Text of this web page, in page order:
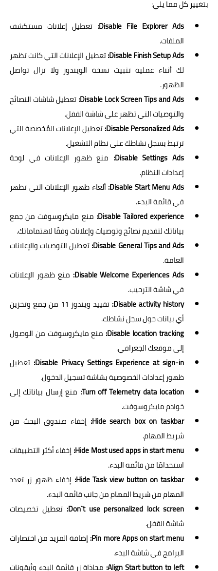
بتغيير كل مما يلي:
Disable File Explorer Ads: تعطيل إعلانات مستكشف
الملفات.
Disable Finish Setup Ads:تعطيل الإعلانات التي كانت تظهر
لك أثناء عملية تثبيت نسخة الويندوز ولا تزال تواصل
الظهور.
Disable Lock Screen Tips and Ads: تعطيل شاشات النصائح
والتوصيات التي تظهر على شاشة القفل.
Disable Personalized Ads: تعطيل الإعلانات المُخصصة التي
ترتبط بسجل نشاطك على نظام التشغيل.
Disable Settings Ads: منع ظهور الإعلانات في لوحة
إعدادات النظام.
Disable Start Menu Ads: ألغاء ظهور الإعلانات التي تظهر
في قائمة البدء.
Disable Tailored experience: منع مايكروسوفت من جمع
بياناتك لتقديم نصائح وتوصيات وإعلانات وفقًا لاهتماماتك.
Disable General Tips and Ads: تعطيل التوصيات والإعلانات
العامة.
Disable Welcome Experiences Ads: منع ظهور الإعلانات
في شاشة الترحيب.
Disable activity history:
تقييد ويندوز 11 من جمع وتخزين
أي بيانات حول سجل نشاطك.
Disable location tracking: منع مايكروسوفت من الوصول
إلى موقعك الجغرافي.
Disable Privacy Settings Experience at sign-in: تعطيل
ظهور إعدادات الخصوصية بشاشة تسجيل الدخول.
Turn off Telemetry data location: منع إرسال بياناتك إلى
خوادم مايكروسوفت.
Hide search box on taskbar: إخفاء صندوق البحث من
شريط المهام.
Hide Most used apps in start menu: إخفاء أكثر التطبيقات
استخدامًا من قائمة البدء.
Hide Task view button on taskbar: إخفاء ظهور زر تعدد
المهام من شريط المهام من جانب قائمة البدء.
Don`t use personalized lock screen: تعطيل تخصيصات
شاشة القفل.
Pin more Apps on start menu: إضافة المزيد من اختصارات
البرامج في شاشة البدء.
Align Start button to left: محاذاة زر قائمة البدء وأيقونات